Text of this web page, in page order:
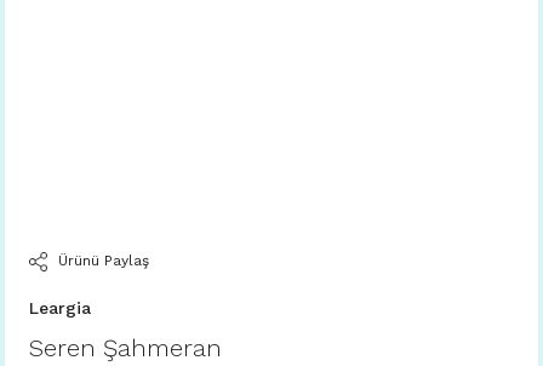
Ürünü Paylaş
Leargia
Seren Şahmeran